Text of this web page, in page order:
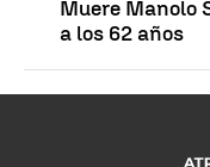
Muere Manolo
a los 62 años